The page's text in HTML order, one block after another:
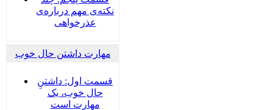
نکته‌ی مهم درباره‌ی
عذرخواهی
مهارت داشتن حال خوب
قسمت اول: داشتنِ
حال خوب، یک
مهارت است